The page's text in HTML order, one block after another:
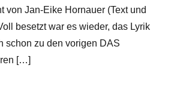
von Jan-Eike Hornauer (Text und
besetzt war es wieder, das Lyrik
schon zu den vorigen DAS
[…]